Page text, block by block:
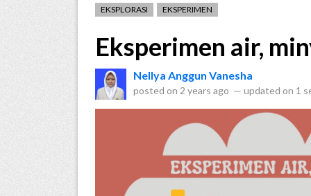
EKSPLORASI EKSPERIMEN
Eksperimen air,
Nellya Anggun Vanesha
posted on 2 years ago — updated on 1